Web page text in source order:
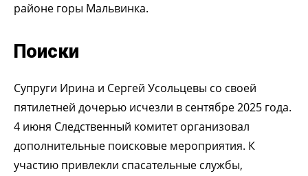
районе горы Мальвинка.
Поиски
Супруги Ирина и Сергей Усольцевы со своей
пятилетней дочерью исчезли в сентябре 2025 года.
4 июня Следственный комитет организовал
дополнительные поисковые мероприятия. К
участию привлекли спасательные службы,